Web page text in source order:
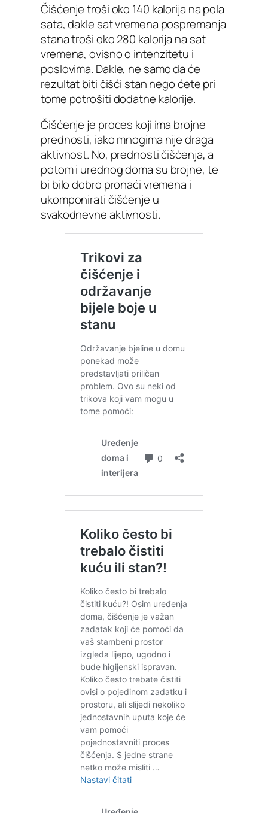
Čišćenje troši oko 140 kalorija na pola
sata, dakle sat vremena pospremanja
stana troši oko 280 kalorija na sat
vremena, ovisno o intenzitetu i
poslovima. Dakle, ne samo da će
rezultat biti čišći stan nego ćete pri
tome potrošiti dodatne kalorije.
Čišćenje je proces koji ima brojne
prednosti, iako mnogima nije draga
aktivnost. No, prednosti čišćenja, a
potom i urednog doma su brojne, te
bi bilo dobro pronaći vremena i
ukomponirati čišćenje u
svakodnevne aktivnosti.